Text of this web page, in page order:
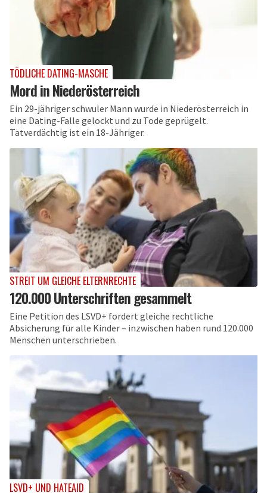
TÖDLICHE DATING-MASCHE
Mord in Niederösterreich
Ein 29-jähriger schwuler Mann wurde in Niederösterreich in
eine Dating-Falle gelockt und zu Tode geprügelt.
Tatverdächtig ist ein 18-Jähriger.
STREIT UM GLEICHE ELTERNRECHTE
120.000 Unterschriften gesammelt
Eine Petition des LSVD+ fordert gleiche rechtliche
Absicherung für alle Kinder – inzwischen haben rund 120.000
Menschen unterschrieben.
LSVD+ UND HATEAID